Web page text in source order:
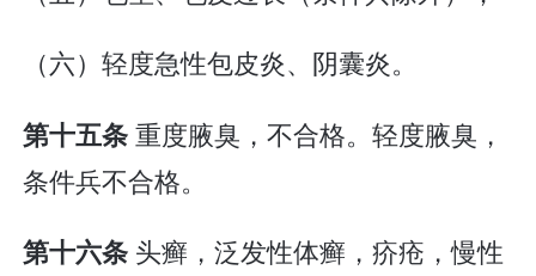
（六）轻度急性包皮炎、阴囊炎。
第十五条重度腋臭，不合格。轻度腋臭，
条件兵不合格。
第十六条 头癣，泛发性体癣，疥疮，慢性